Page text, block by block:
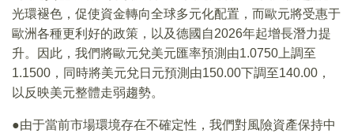
光環褪色，促使資金轉向全球多元化配置，而歐元將受惠于
歐洲各種更利好的政策，以及德國自2026年起增長潛力提
升。因此，我們將歐元兌美元匯率預測由1.0750上調至
1.1500，同時將美元兌日元預測由150.00下調至140.00，
以反映美元整體走弱趨勢。
●由于當前市場環境存在不確定性，我們對風險資產保持中